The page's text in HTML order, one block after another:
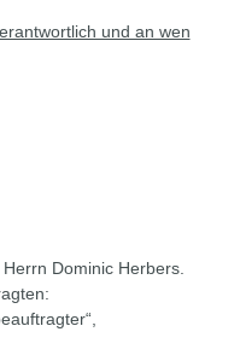
und an wen
Dominic Herbers.